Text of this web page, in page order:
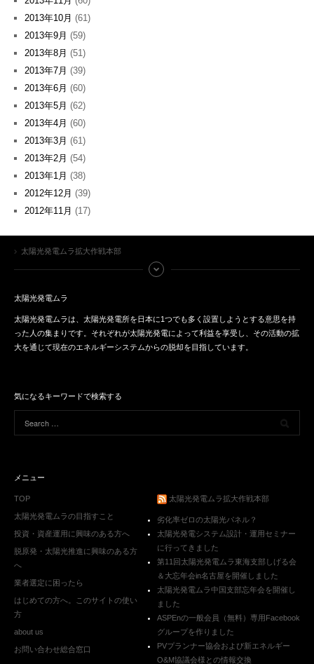
2013年10月 (61)
2013年9月 (59)
2013年8月 (51)
2013年7月 (39)
2013年6月 (60)
2013年5月 (62)
2013年4月 (60)
2013年3月 (61)
2013年2月 (54)
2013年1月 (38)
2012年12月 (39)
2012年11月 (17)
太陽光発電ムラ拡大作戦本部
太陽光発電ムラ
太陽光発電ムラは、太陽光発電所を日本に1つでも多く設置しようとする意思を持
った人の集まりです。それぞれが太陽光発電によって利益を享受し、その活動の拡
大を通じて現在のエネルギーシステムからの脱却を目指しています。
気になるキーワードで検索する
メニュー
TOP
太陽光発電ムラの目指すこと
投資・資産運用に興味のある方へ
脱原発・太陽光推進に興味のある方
へ
業者選定に困ったら
はじめての方へ。このサイトの使い
方
about us
お問い合わせ総合窓口
太陽光発電ムラ拡大作戦本部
劣化率ゼロの太陽光パネル？
太陽光発電システム設計・運用セミナー
に行ってきました
第11回太陽光発電ムラ東海支部しげる会
＆大忘年会in名古屋を開催しました
太陽光発電ムラ中国支部忘年会を開催し
ました
ASPEnの一般会員（無料）専用Facebook
グループを作りました
PVプランナー協会および新エネルギー
O&M協議会様との情報交換